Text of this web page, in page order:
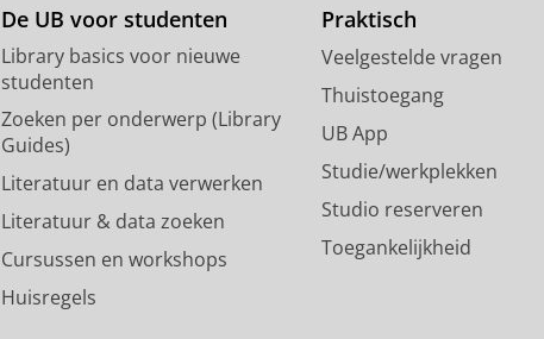
d
n
p
o
f
i
e
l
g
r
a
m
c
c
o
u
De UB voor studenten
Library basics voor nieuwe
studenten
Zoeken per onderwerp (Library
Guides)
Literatuur en data verwerken
Literatuur & data zoeken
Cursussen en workshops
Huisregels
Praktisch
Veelgestelde vragen
Thuistoegang
UB App
Studie/werkplekken
Studio reserveren
Toegankelijkheid